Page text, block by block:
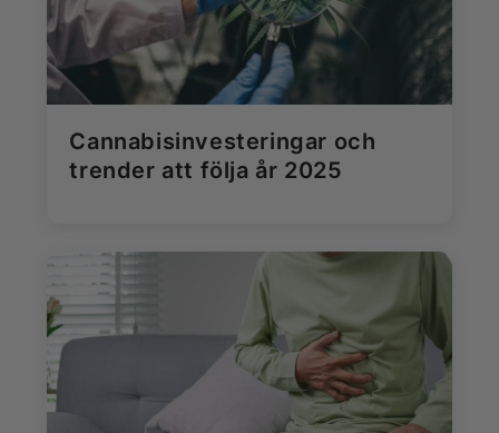
Cannabisinvesteringar och
trender att följa år 2025